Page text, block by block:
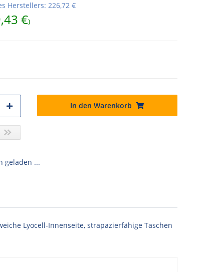
Herstellers: 226,72 €
€)
In den Warenkorb
geladen ...
Lyocell-Innenseite, strapazierfähige Taschen